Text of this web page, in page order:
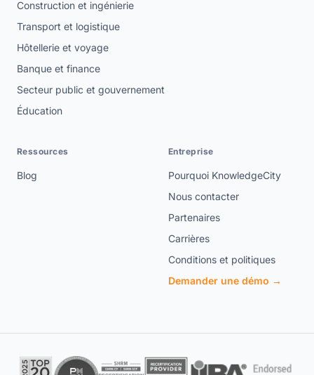
Construction et ingénierie
Transport et logistique
Hôtellerie et voyage
Banque et finance
Secteur public et gouvernement
Éducation
Ressources
Blog
Entreprise
Pourquoi KnowledgeCity
Nous contacter
Partenaires
Carrières
Conditions et politiques
Demander une démo →